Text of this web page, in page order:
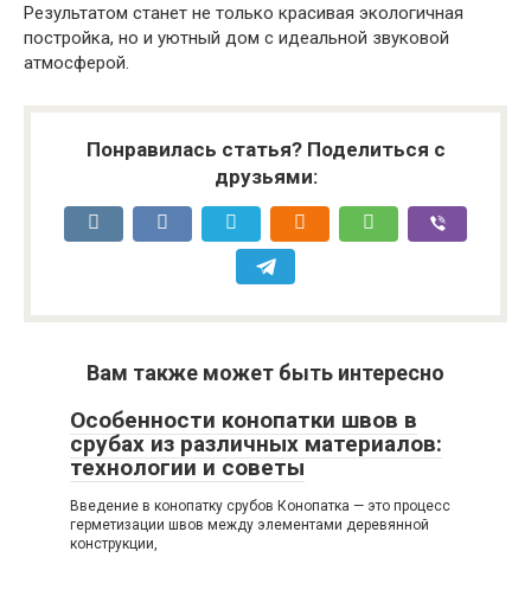
Результатом станет не только красивая экологичная
постройка, но и уютный дом с идеальной звуковой
атмосферой.
Понравилась статья? Поделиться с
друзьями:
Вам также может быть интересно
Особенности конопатки швов в
срубах из различных материалов:
технологии и советы
Введение в конопатку срубов Конопатка — это процесс
герметизации швов между элементами деревянной
конструкции,